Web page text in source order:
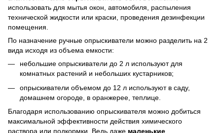
использовать для мытья окон, автомобиля, распыления
технической жидкости или краски, проведения дезинфекции
помещения.
По назначение ручные опрыскиватели можно разделить на 2
вида исходя из объема емкости:
небольшие опрыскиватели до 2 л используют для
комнатных растений и небольших кустарников;
опрыскиватели объемом до 12 л используют в саду,
домашнем огороде, в оранжерее, теплице.
Благодаря использованию опрыскивателя можно добиться
максимальной эффективности действия химического
раствора или подкормки. Ведь даже маленькие